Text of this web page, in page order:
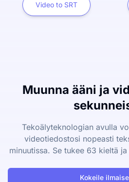
Video to SRT
Muunna ääni ja
Tekoälyteknologian avulla
videotiedostosi nopeasti
minuutissa. Se tukee 63 kieltä
Kokeile